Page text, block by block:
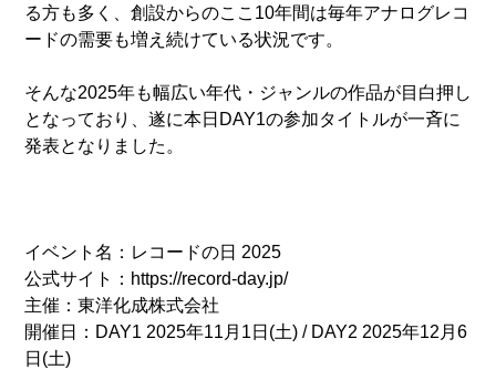
る方も多く、創設からのここ10年間は毎年アナログレコ
ードの需要も増え続けている状況です。
そんな2025年も幅広い年代・ジャンルの作品が目白押し
となっており、遂に本日DAY1の参加タイトルが一斉に
発表となりました。
イベント名：レコードの日 2025
公式サイト：https://record-day.jp/
主催：東洋化成株式会社
開催日：DAY1 2025年11月1日(土) / DAY2 2025年12月6
日(土)